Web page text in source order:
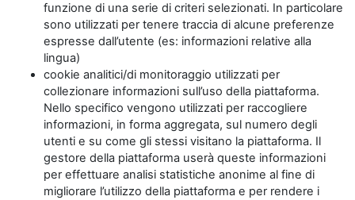
funzione di una serie di criteri selezionati. In particolare
sono utilizzati per tenere traccia di alcune preferenze
espresse dall’utente (es: informazioni relative alla
lingua)
cookie analitici/di monitoraggio utilizzati per
collezionare informazioni sull’uso della piattaforma.
Nello specifico vengono utilizzati per raccogliere
informazioni, in forma aggregata, sul numero degli
utenti e su come gli stessi visitano la piattaforma. Il
gestore della piattaforma userà queste informazioni
per effettuare analisi statistiche anonime al fine di
migliorare l’utilizzo della piattaforma e per rendere i